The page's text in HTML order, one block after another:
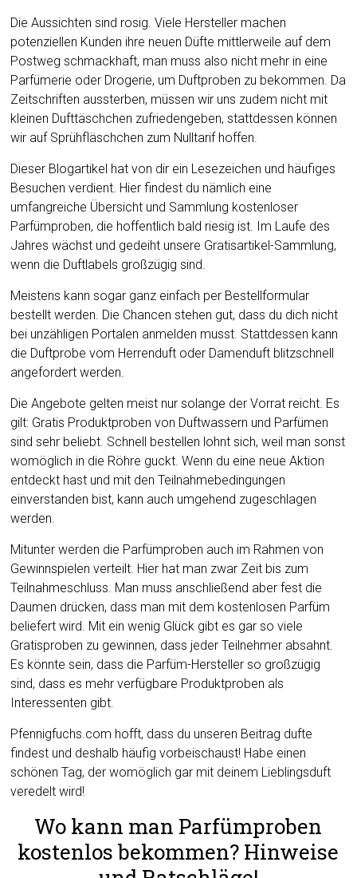
Die Aussichten sind rosig. Viele Hersteller machen
potenziellen Kunden ihre neuen Düfte mittlerweile auf dem
Postweg schmackhaft, man muss also nicht mehr in eine
Parfümerie oder Drogerie, um Duftproben zu bekommen. Da
Zeitschriften aussterben, müssen wir uns zudem nicht mit
kleinen Dufttäschchen zufriedengeben, stattdessen können
wir auf Sprühfläschchen zum Nulltarif hoffen.
Dieser Blogartikel hat von dir ein Lesezeichen und häufiges
Besuchen verdient. Hier findest du nämlich eine
umfangreiche Übersicht und Sammlung kostenloser
Parfümproben, die hoffentlich bald riesig ist. Im Laufe des
Jahres wächst und gedeiht unsere Gratisartikel-Sammlung,
wenn die Duftlabels großzügig sind.
Meistens kann sogar ganz einfach per Bestellformular
bestellt werden. Die Chancen stehen gut, dass du dich nicht
bei unzähligen Portalen anmelden musst. Stattdessen kann
die Duftprobe vom Herrenduft oder Damenduft blitzschnell
angefordert werden.
Die Angebote gelten meist nur solange der Vorrat reicht. Es
gilt: Gratis Produktproben von Duftwassern und Parfümen
sind sehr beliebt. Schnell bestellen lohnt sich, weil man sonst
womöglich in die Röhre guckt. Wenn du eine neue Aktion
entdeckt hast und mit den Teilnahmebedingungen
einverstanden bist, kann auch umgehend zugeschlagen
werden.
Mitunter werden die Parfümproben auch im Rahmen von
Gewinnspielen verteilt. Hier hat man zwar Zeit bis zum
Teilnahmeschluss. Man muss anschließend aber fest die
Daumen drücken, dass man mit dem kostenlosen Parfüm
beliefert wird. Mit ein wenig Glück gibt es gar so viele
Gratisproben zu gewinnen, dass jeder Teilnehmer absahnt.
Es könnte sein, dass die Parfüm-Hersteller so großzügig
sind, dass es mehr verfügbare Produktproben als
Interessenten gibt.
Pfennigfuchs.com hofft, dass du unseren Beitrag dufte
findest und deshalb häufig vorbeischaust! Habe einen
schönen Tag, der womöglich gar mit deinem Lieblingsduft
veredelt wird!
Wo kann man Parfümproben
kostenlos bekommen? Hinweise